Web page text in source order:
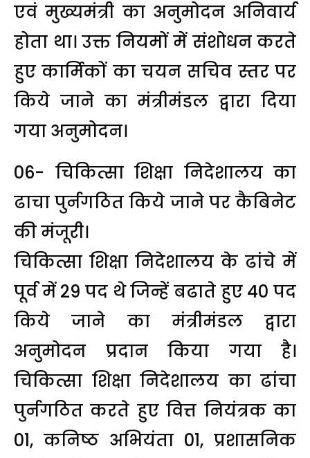
एवं मुख्यमंत्री का अनुमोदन अनिवार्य
होता था। उक्त नियमों में संशोधन करते
हुए कार्मिकों का चयन सचिव स्तर पर
किये जाने का मंत्रीमंडल द्वारा दिया
गया अनुमोदन।
06- चिकित्सा शिक्षा निदेशालय का
ढाचा पुर्नगठित किये जाने पर कैबिनेट
की मंजूरी।
चिकित्सा शिक्षा निदेशालय के ढांचे में
पूर्व में 29 पद थे जिन्हें बढाते हुए 40 पद
किये जाने का मंत्रीमंडल द्वारा
अनुमोदन प्रदान किया गया है।
चिकित्सा शिक्षा निदेशालय का ढांचा
पुर्नगठित करते हुए वित्त नियंत्रक का
01, कनिष्ठ अभियंता 01, प्रशासनिक